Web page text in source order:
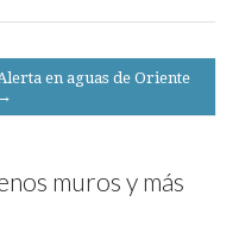
en aguas de Oriente
→
muros y más